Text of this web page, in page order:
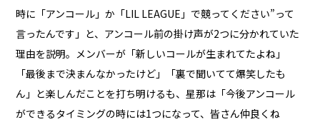
時に「アンコール」か「LIL LEAGUE」で競ってください”って
言ったんです」と、アンコール前の掛け声が2つに分かれていた
理由を説明。メンバーが「新しいコールが生まれてたよね」
「最後まで決まんなかったけど」「裏で聞いてて爆笑したも
ん」と楽しんだことを打ち明けるも、星那は「今後アンコール
ができるタイミングの時には1つになって、皆さん仲良くね